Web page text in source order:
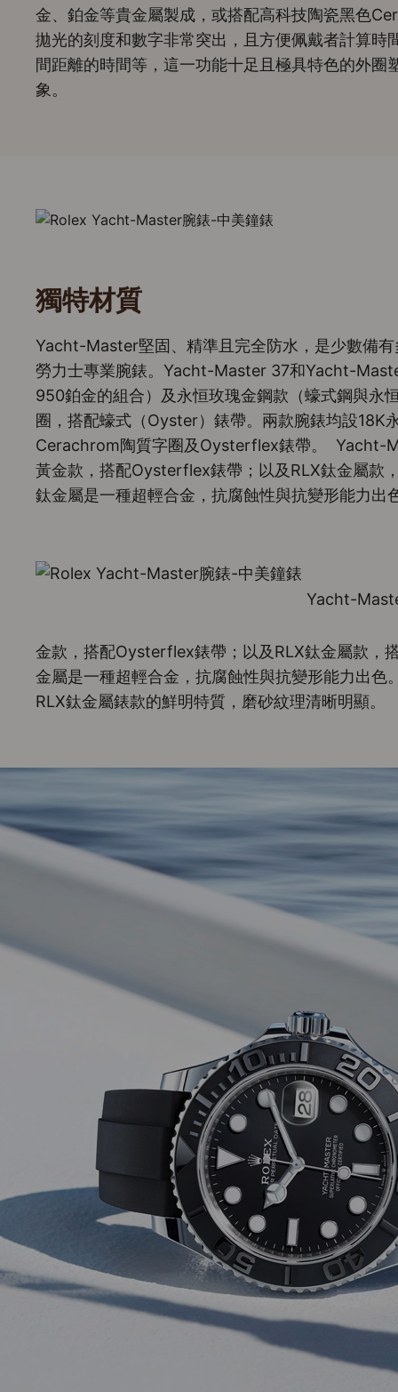
金、鉑金等貴金屬製成，或搭配高科技陶瓷黑色
拋光的刻度和數字非常突出，且方便佩戴者計算時
間距離的時間等，這一功能十足且極具特色的外
象。
獨特材質
Yacht-Master堅固、精準且完全防水，是少數備
勞力士專業腕錶。Yacht-Master 37和Yacht-
950鉑金的組合）及永恒玫瑰金鋼款（蠔式鋼與永
圈，搭配蠔式（Oyster）錶帶。兩款腕錶均設18K
Cerachrom陶質字圈及Oysterflex錶帶。 Yacht-
黃金款，搭配Oysterflex錶帶；以及RLX鈦金屬款
鈦金屬是一種超輕合金，抗腐蝕性與抗變形能力出
Yacht-
金款，搭配Oysterflex錶帶；以及RLX鈦金屬款，
金屬是一種超輕合金，抗腐蝕性與抗變形能力出色
RLX鈦金屬錶款的鮮明特質，磨砂紋理清晰明顯。